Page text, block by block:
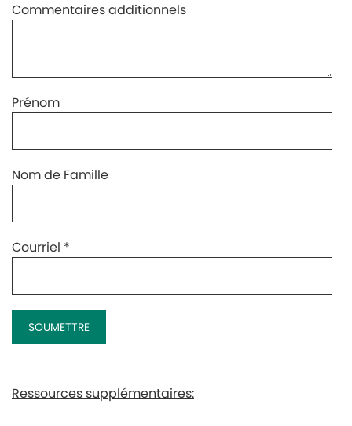
Commentaires additionnels
Prénom
Nom de Famille
Courriel *
Ressources supplémentaires: